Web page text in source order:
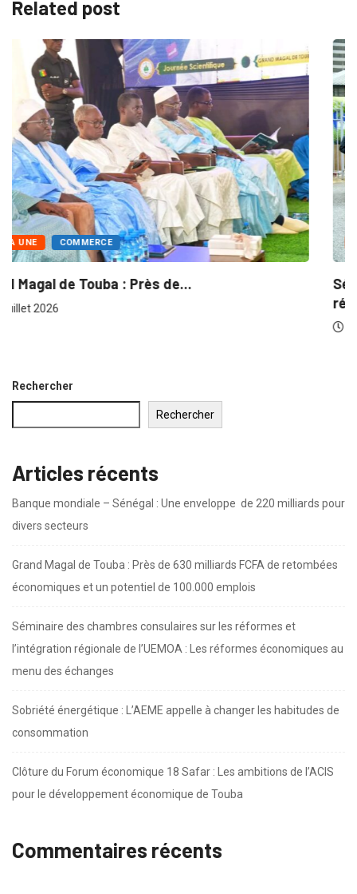
Related post
A LA UNE ACTU-CHAMBRES
Séminaire des chambres consulaires sur les
réformes...
Rechercher
Rechercher
Articles récents
Banque mondiale – Sénégal : Une enveloppe de 220 milliards pour
divers secteurs
Grand Magal de Touba : Près de 630 milliards FCFA de retombées
économiques et un potentiel de 100.000 emplois
Séminaire des chambres consulaires sur les réformes et
l’intégration régionale de l’UEMOA : Les réformes économiques au
menu des échanges
Sobriété énergétique : L’AEME appelle à changer les habitudes de
consommation
Clôture du Forum économique 18 Safar : Les ambitions de l’ACIS
pour le développement économique de Touba
Commentaires récents